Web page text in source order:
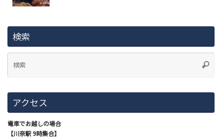
検索
アクセス
電車でお越しの場合
【川奈駅 9時集合】